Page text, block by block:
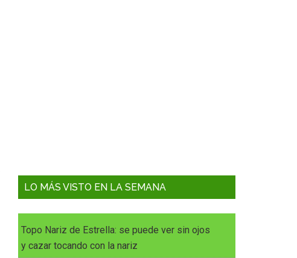
LO MÁS VISTO EN LA SEMANA
Topo Nariz de Estrella: se puede ver sin ojos
y cazar tocando con la nariz